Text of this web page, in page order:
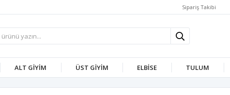
Sipariş Takibi
ALT GİYİM ÜST GİYİM ELBİSE TULUM